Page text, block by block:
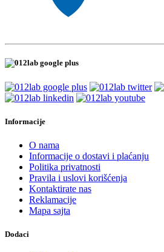
Informacije
O nama
Informacije o dostavi i plaćanju
Politika privatnosti
Pravila i uslovi korišćenja
Kontaktirate nas
Reklamacije
Mapa sajta
Dodaci